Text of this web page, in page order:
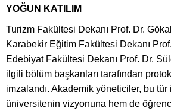
YOĞUN KATILIM
Turizm Fakültesi Dekanı Prof. Dr.
Karabekir Eğitim Fakültesi Dekanı
Edebiyat Fakültesi Dekanı Prof. Dr.
ilgili bölüm başkanları tarafından
imzalandı. Akademik yöneticiler, bu
üniversitenin vizyonuna hem de